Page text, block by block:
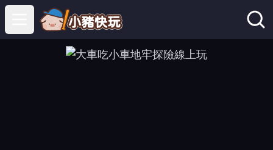
Open main menu